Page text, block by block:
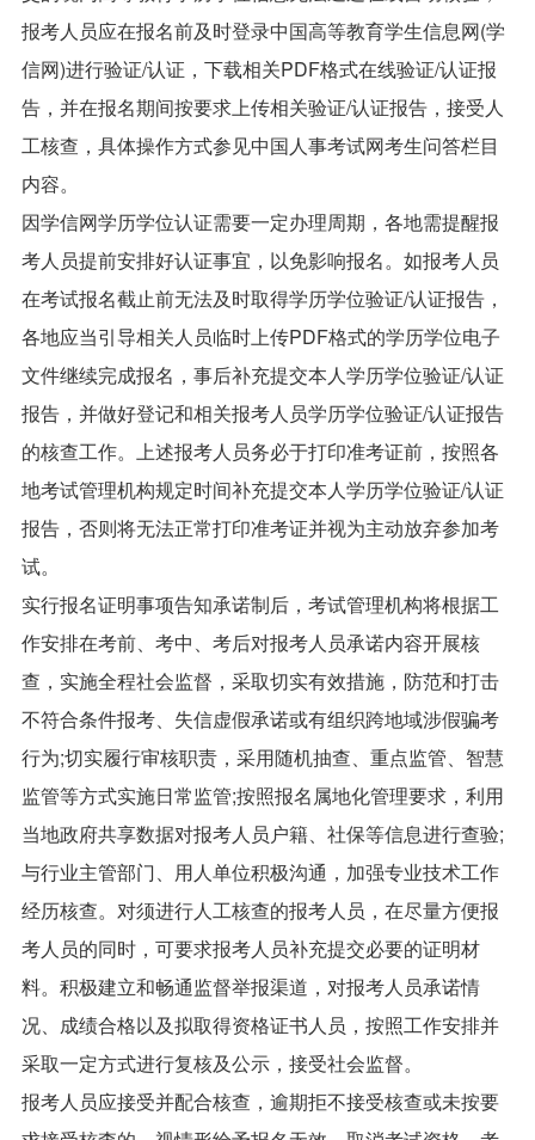
报考人员应在报名前及时登录中国高等教育学生信息网(学
信网)进行验证/认证，下载相关PDF格式在线验证/认证报
告，并在报名期间按要求上传相关验证/认证报告，接受人
工核查，具体操作方式参见中国人事考试网考生问答栏目
内容。
因学信网学历学位认证需要一定办理周期，各地需提醒报
考人员提前安排好认证事宜，以免影响报名。如报考人员
在考试报名截止前无法及时取得学历学位验证/认证报告，
各地应当引导相关人员临时上传PDF格式的学历学位电子
文件继续完成报名，事后补充提交本人学历学位验证/认证
报告，并做好登记和相关报考人员学历学位验证/认证报告
的核查工作。上述报考人员务必于打印准考证前，按照各
地考试管理机构规定时间补充提交本人学历学位验证/认证
报告，否则将无法正常打印准考证并视为主动放弃参加考
试。
实行报名证明事项告知承诺制后，考试管理机构将根据工
作安排在考前、考中、考后对报考人员承诺内容开展核
查，实施全程社会监督，采取切实有效措施，防范和打击
不符合条件报考、失信虚假承诺或有组织跨地域涉假骗考
行为;切实履行审核职责，采用随机抽查、重点监管、智慧
监管等方式实施日常监管;按照报名属地化管理要求，利用
当地政府共享数据对报考人员户籍、社保等信息进行查验;
与行业主管部门、用人单位积极沟通，加强专业技术工作
经历核查。对须进行人工核查的报考人员，在尽量方便报
考人员的同时，可要求报考人员补充提交必要的证明材
料。积极建立和畅通监督举报渠道，对报考人员承诺情
况、成绩合格以及拟取得资格证书人员，按照工作安排并
采取一定方式进行复核及公示，接受社会监督。
报考人员应接受并配合核查，逾期拒不接受核查或未按要